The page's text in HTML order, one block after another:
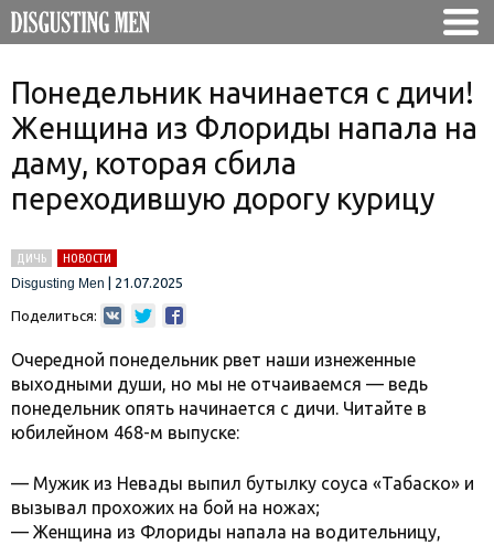
Понедельник начинается с дичи!
Женщина из Флориды напала на
даму, которая сбила
переходившую дорогу курицу
ДИЧЬ
НОВОСТИ
Disgusting Men
21.07.2025
Поделиться:
Очередной понедельник рвет наши изнеженные
выходными души, но мы не отчаиваемся — ведь
понедельник опять начинается с дичи. Читайте в
юбилейном 468-м выпуске:
— Мужик из Невады выпил бутылку соуса «Табаско» и
вызывал прохожих на бой на ножах;
— Женщина из Флориды напала на водительницу,